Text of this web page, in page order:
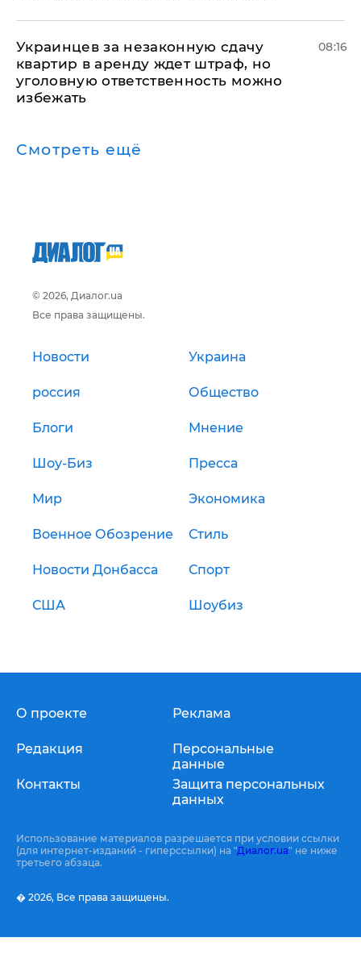
Украинцев за незаконную сдачу
квартир в аренду ждет штраф, но
уголовную ответственность можно
избежать
08:16
Смотреть ещё
© 2026, Диалог.ua
Все права защищены.
Новости Украина
россия Общество
Блоги Мнение
Шоу-Биз Пресса
Мир Экономика
Военное Обозрение Стиль
Новости Донбасса Спорт
США Шоубиз
О проекте
Редакция
Контакты
Реклама
Персональные
данные
Защита персональных
данных
Использование материалов разрешается при условии ссылки
(для интернет-изданий - гиперссылки) на "Диалог.ua" не ниже
третьего абзаца.
� 2026, Все права защищены.